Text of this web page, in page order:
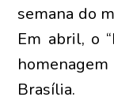
semana do
Em abril, o
Brasília.